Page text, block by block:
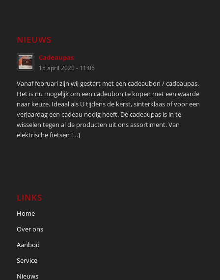
NIEUWS
Cadeaupas
15 april 2020 - 11:06
Vanaf februari zijn wij gestart met een cadeaubon / cadeaupas.
Het is nu mogelijk om een cadeubon te kopen met een waarde
naar keuze. Ideaal als U tijdens de kerst, sinterklaas of voor een
verjaardag een cadeau nodig heeft. De cadeaupas is in te
wisselen tegen al de producten uit ons assortiment. Van
elektrische fietsen […]
LINKS
Home
Over ons
Aanbod
Service
Nieuws